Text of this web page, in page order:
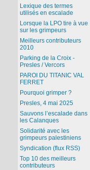
Lexique des termes
utilisés en escalade
Lorsque la LPO tire à vue
sur les grimpeurs
Meilleurs contributeurs
2010
Parking de la Croix -
Presles / Vercors
PAROI DU TITANIC VAL
FERRET
Pourquoi grimper ?
Presles, 4 mai 2025
Sauvons l’escalade dans
les Calanques
Solidarité avec les
grimpeurs palestiniens
Syndication (flux RSS)
Top 10 des meilleurs
contributeurs